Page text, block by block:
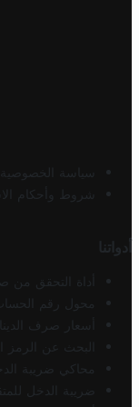
سياسة الخصوصية
شروط وأحكام
أدواتنا
أداة التحقق من
محول رقم
أسعار صرف
البحث عن الرمز
محاكي ضريبة
ضريبة الدخل